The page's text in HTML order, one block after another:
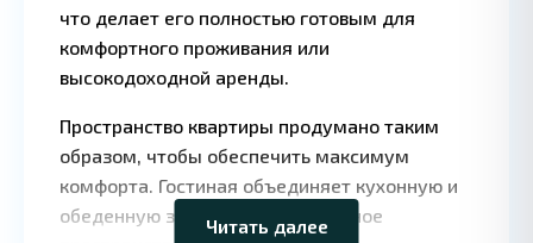
что делает его полностью готовым для
комфортного проживания или
высокодоходной аренды.
Пространство квартиры продумано таким
образом, чтобы обеспечить максимум
комфорта. Гостиная объединяет кухонную и
обеденную зоны, создавая удобное
Читать далее